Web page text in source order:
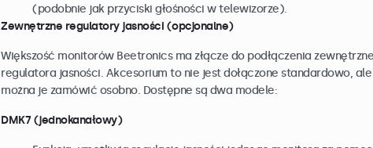
(podobnie jak przyciski głośności w telewizorze).
Zewnętrzne regulatory jasności (opcjonalne)
Większość monitorów Beetronics ma złącze do podłączenia
regulatora jasności. Akcesorium to nie jest dołączone standardowo, ale
można je zamówić osobno. Dostępne są dwa modele:
DMK7 (jednokanałowy)